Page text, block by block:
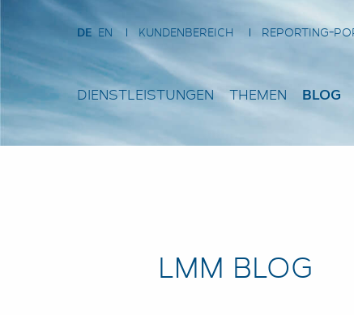
DE EN KUNDENBEREICH REPORTING-
DIENSTLEISTUNGEN THEMEN BLOG
LMM BLOG